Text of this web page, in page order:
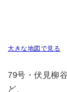
大きな地図で見る
79号・伏見柳
ど、